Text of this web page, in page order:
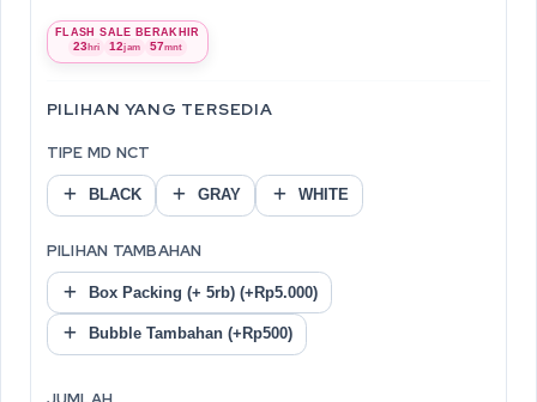
FLASH SALE BERAKHIR
23hri 12jam 57mnt
PILIHAN YANG TERSEDIA
TIPE MD NCT
BLACK GRAY WHITE
PILIHAN TAMBAHAN
Box Packing (+ 5rb) (+Rp5.000)
Bubble Tambahan (+Rp500)